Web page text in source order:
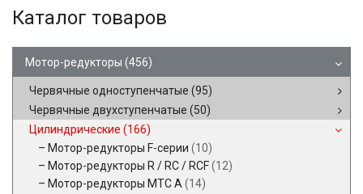
Каталог товаров
Мотор-редукторы (456)
Червячные одноступенчатые (95)
Червячные двухступенчатые (50)
Цилиндрические (166)
Мотор-редукторы F-серии (10)
Мотор-редукторы R / RC / RCF(12)
Мотор-редукторы MTC A (14)